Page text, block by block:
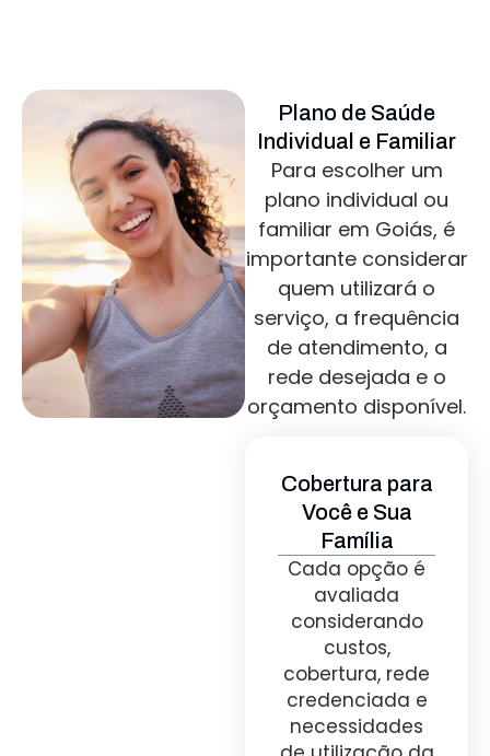
Plano de Saúde
Individual e Familiar
Para escolher um
plano individual ou
familiar em Goiás, é
importante considerar
quem utilizará o
serviço, a frequência
de atendimento, a
rede desejada e o
orçamento disponível.
Cobertura para
Você e Sua
Família
Cada opção é
avaliada
considerando
custos,
cobertura, rede
credenciada e
necessidades